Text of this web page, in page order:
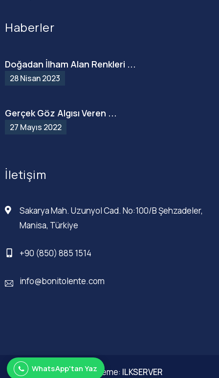
Haberler
Doğadan İlham Alan Renkleri ...
28 Nisan 2023
Gerçek Göz Algısı Veren ...
27 Mayıs 2022
İletişim
Sakarya Mah. Uzunyol Cad. No:100/B Şehzadeler,
Manisa, Türkiye
+90 (850) 885 1514
info@bonitolente.com
Web Düzenleme: ILKSERVER
WhatsApp'tan Yaz